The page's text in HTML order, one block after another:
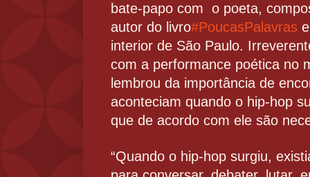
bate-papo com o poeta,
autor do livro#PoucasPalavras
interior de São Paulo.
com a performance poética no
lembrou da importância de
aconteciam quando o hip-hop
que de acordo com ele são
“Quando o hip-hop surgiu,